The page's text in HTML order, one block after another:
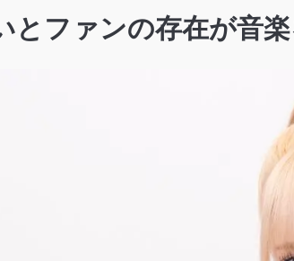
とファンの存在が音